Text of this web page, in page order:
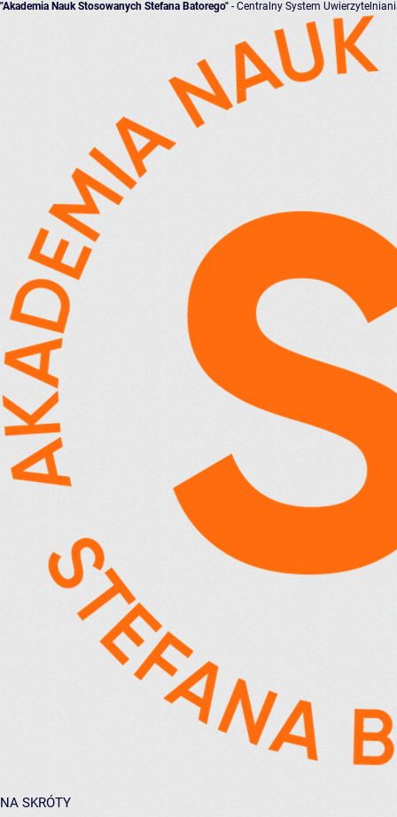
"Akademia Nauk Stosowanych Stefana Batorego" - Centralny System
NA SKRÓTY